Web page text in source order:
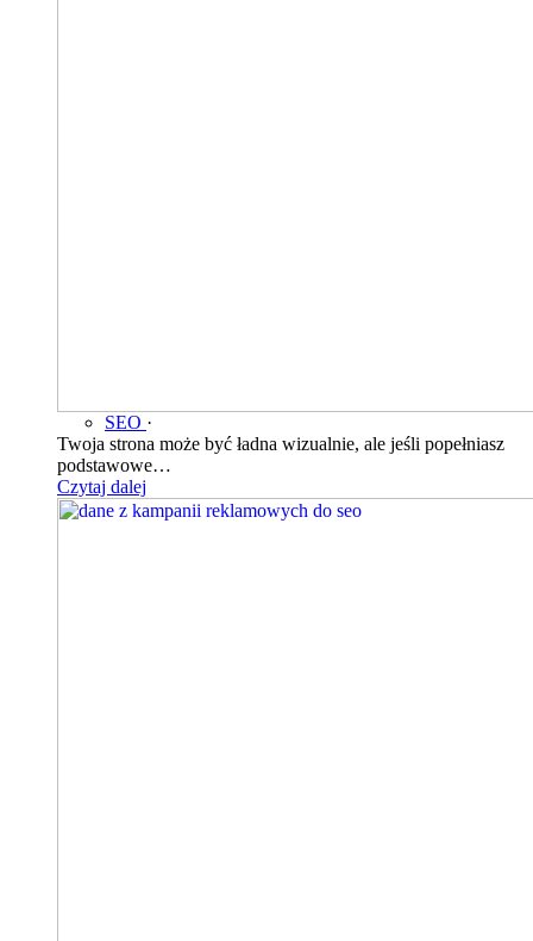
SEO ·
Twoja strona może być ładna wizualnie, ale jeśli popełniasz
podstawowe…
Czytaj dalej